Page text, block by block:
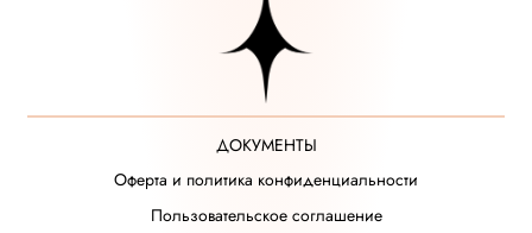
ДОКУМЕНТЫ
Оферта и политика конфиденциальности
Пользовательское соглашение